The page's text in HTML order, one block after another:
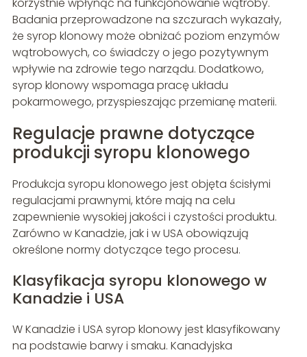
Badania przeprowadzone na szczurach wykazały,
że syrop klonowy może obniżać poziom enzymów
wątrobowych, co świadczy o jego pozytywnym
wpływie na zdrowie tego narządu. Dodatkowo,
syrop klonowy wspomaga pracę układu
pokarmowego, przyspieszając przemianę materii.
Regulacje prawne dotyczące
produkcji syropu klonowego
Produkcja syropu klonowego jest objęta ścisłymi
regulacjami prawnymi, które mają na celu
zapewnienie wysokiej jakości i czystości produktu.
Zarówno w Kanadzie, jak i w USA obowiązują
określone normy dotyczące tego procesu.
Klasyfikacja syropu klonowego w
Kanadzie i USA
W Kanadzie i USA syrop klonowy jest klasyfikowany
na podstawie barwy i smaku. Kanadyjska